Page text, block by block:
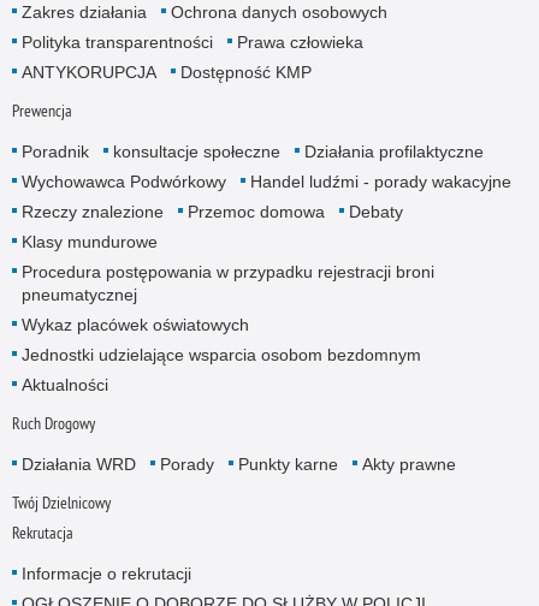
Zakres działania
Ochrona danych osobowych
Polityka transparentności
Prawa człowieka
ANTYKORUPCJA
Dostępność KMP
Prewencja
Poradnik konsultacje społeczne
Działania profilaktyczne
Wychowawca Podwórkowy
Handel ludźmi - porady wakacyjne
Rzeczy znalezione
Przemoc domowa
Debaty
Klasy mundurowe
Procedura postępowania w przypadku rejestracji broni
pneumatycznej
Wykaz placówek oświatowych
Jednostki udzielające wsparcia osobom bezdomnym
Aktualności
Ruch Drogowy
Działania WRD Porady Punkty karne Akty prawne
Twój Dzielnicowy
Rekrutacja
Informacje o rekrutacji